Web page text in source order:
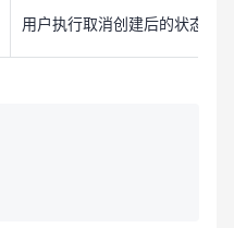
用户执行取消创建后的状态。